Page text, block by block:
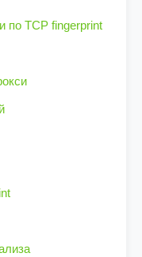
по TCP fingerprint